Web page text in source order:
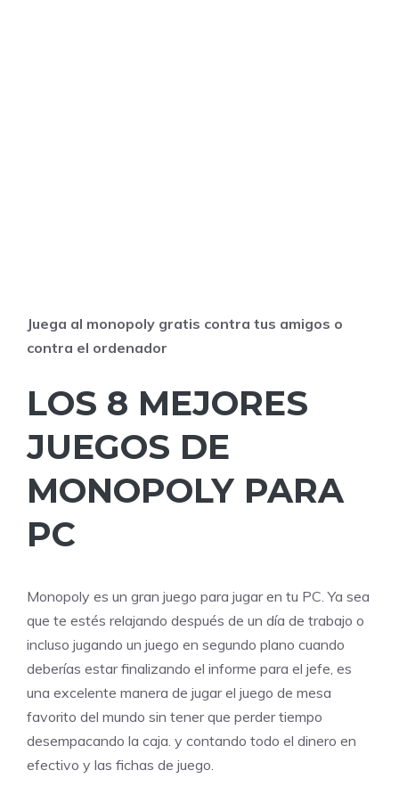
Juega al monopoly gratis contra tus amigos o
contra el ordenador
LOS 8 MEJORES
JUEGOS DE
MONOPOLY PARA
PC
Monopoly es un gran juego para jugar en tu PC. Ya sea
que te estés relajando después de un día de trabajo o
incluso jugando un juego en segundo plano cuando
deberías estar finalizando el informe para el jefe, es
una excelente manera de jugar el juego de mesa
favorito del mundo sin tener que perder tiempo
desempacando la caja. y contando todo el dinero en
efectivo y las fichas de juego.